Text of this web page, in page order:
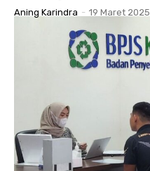
Aning Karindra - 19 Maret 2025